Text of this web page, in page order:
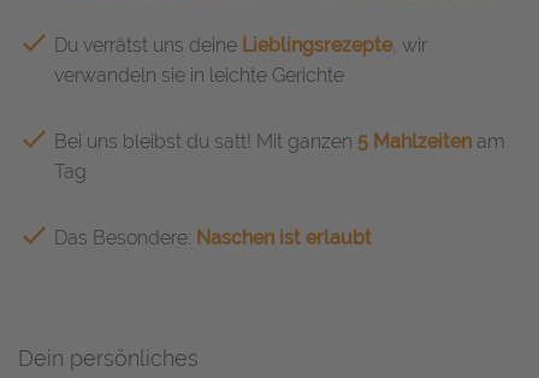
Du verrätst uns deine Lieblingsrezepte, wir
verwandeln sie in leichte Gerichte
Bei uns bleibst du satt! Mit ganzen 5 Mahlzeiten am
Tag
Das Besondere: Naschen ist erlaubt
Dein persönliches